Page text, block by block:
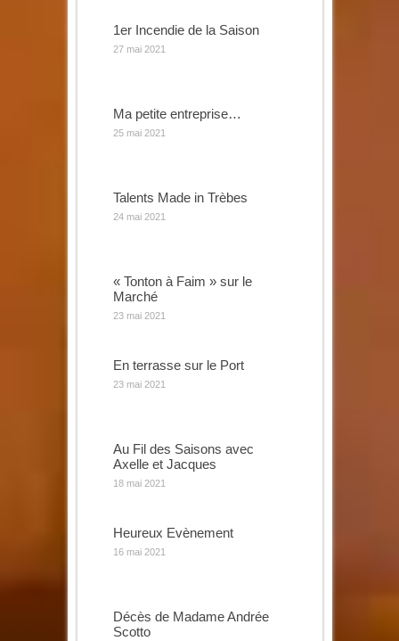
1er Incendie de la Saison
27 mai 2021
Ma petite entreprise…
25 mai 2021
Talents Made in Trèbes
24 mai 2021
« Tonton à Faim » sur le
Marché
23 mai 2021
En terrasse sur le Port
23 mai 2021
Au Fil des Saisons avec
Axelle et Jacques
18 mai 2021
Heureux Evènement
16 mai 2021
Décès de Madame Andrée
Scotto